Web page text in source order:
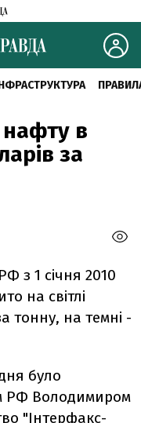
в
за
з 1 січня 2010
на світлі
тонну, на темні -
було
РФ Володимиром
"Інтерфакс-